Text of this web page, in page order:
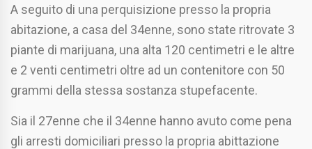
A seguito di una perquisizione presso la propria
abitazione, a casa del 34enne, sono state ritrovate 3
piante di marijuana, una alta 120 centimetri e le altre
e 2 venti centimetri oltre ad un contenitore con 50
grammi della stessa sostanza stupefacente.
Sia il 27enne che il 34enne hanno avuto come pena
gli arresti domiciliari presso la propria abittazione